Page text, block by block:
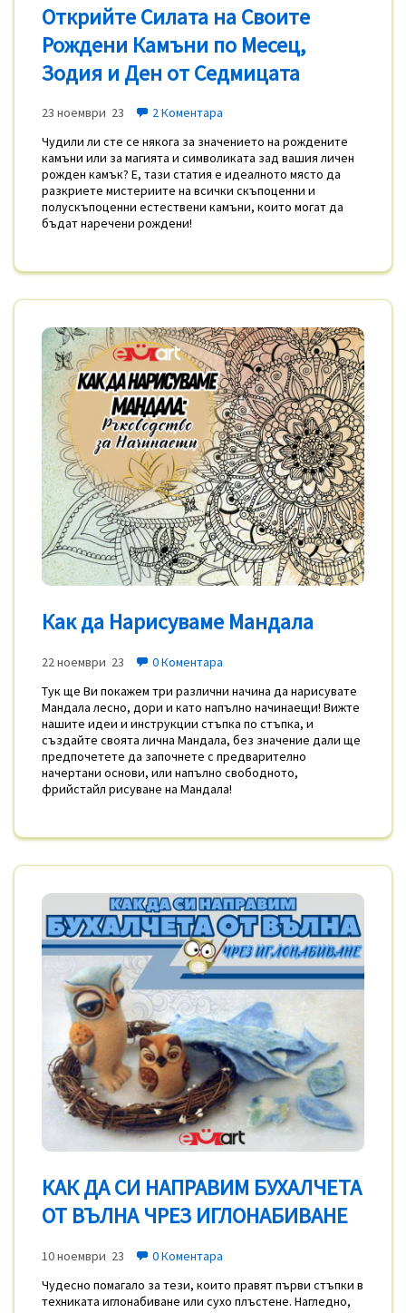
Открийте Силата на Своите
Рождени Камъни по Месец,
Зодия и Ден от Седмицата
23 ноември 23
2 Коментара
Чудили ли сте се някога за значението на рождените
камъни или за магията и символиката зад вашия личен
рожден камък? Е, тази статия е идеалното място да
разкриете мистериите на всички скъпоценни и
полускъпоценни естествени камъни, които могат да
бъдат наречени рождени!
Как да Нарисуваме Мандала
22 ноември 23
0 Коментара
Тук ще Ви покажем три различни начина да нарисувате
Мандала лесно, дори и като напълно начинаещи! Вижте
нашите идеи и инструкции стъпка по стъпка, и
създайте своята лична Мандала, без значение дали ще
предпочетете да започнете с предварително
начертани основи, или напълно свободното,
фрийстайл рисуване на Мандала!
КАК ДА СИ НАПРАВИМ БУХАЛЧЕТА
ОТ ВЪЛНА ЧРЕЗ ИГЛОНАБИВАНЕ
10 ноември 23
0 Коментара
Чудесно помагало за тези, които правят първи стъпки в
техниката иглонабиване или сухо плъстене. Нагледно,